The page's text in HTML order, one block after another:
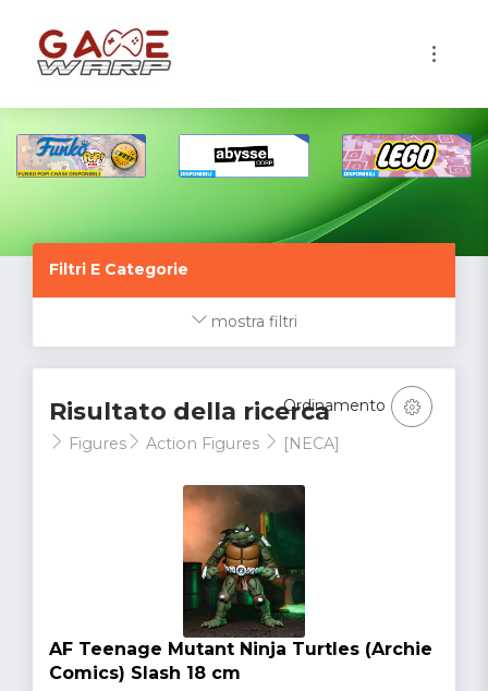
Filtri E Categorie
mostra filtri
Risultato della ricerca
Figures Action Figures [NECA]
Ordinamento
AF Teenage Mutant Ninja Turtles (Archie
Comics) Slash 18 cm